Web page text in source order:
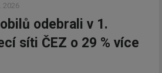
2026
odebrali v 1.
síti ČEZ o 29 % více